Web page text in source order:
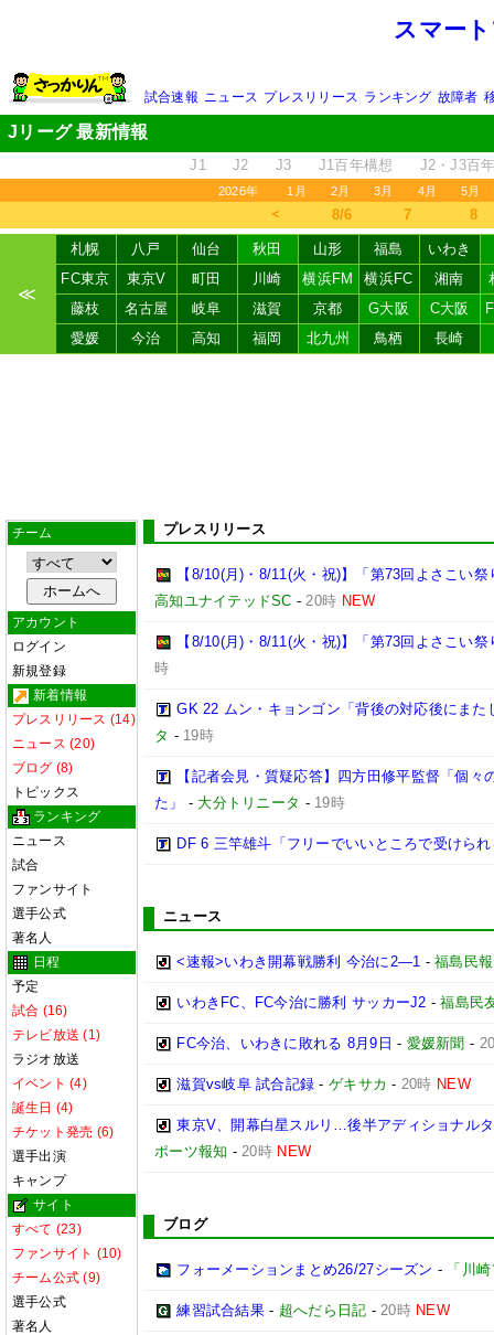
スマー
試合速報 ニュース プレスリリース ランキング 故障者
Jリーグ 最新情報
J1 J2 J3 J1百年構想 J2・J3百
2026年 1月 2月 3月 4月 5月
＜ 8/6 7 8
≪
札幌 八戸 仙台 秋田 山形 福島
いわき
FC東京
東京V 町田 川崎 横浜FM 横浜FC 湘南
藤枝
名古屋 岐阜 滋賀 京都 G大阪 C大阪
愛媛
今治 高知 福岡 北九州 鳥栖 長崎
チーム
アカウント
ログイン
新規登録
新着情報
プレスリリース (14)
ニュース (20)
ブログ (8)
トピックス
ランキング
ニュース
試合
ファンサイト
選手公式
著名人
日程
予定
試合 (16)
テレビ放送 (1)
ラジオ放送
イベント (4)
誕生日 (4)
チケット発売 (6)
選手出演
キャンプ
サイト
すべて (23)
ファンサイト (10)
チーム公式 (9)
選手公式
著名人
プレスリリース
【8/10(月)・8/11(火・祝)】「第73回よさこい
高知ユナイテッドSC -20時 NEW
【8/10(月)・8/11(火・祝)】「第73回よさこい
時
GK 22 ムン・キョンゴン「背後の対応後にま
タ - 19時
【記者会見・質疑応答】四方田修平監督「個
た」
- 大分トリニータ - 19時
DF 6 三竿雄斗「フリーでいいところで受けら
ニュース
<速報>いわき開幕戦勝利 今治に2―1 -福島民報
いわきFC、FC今治に勝利 サッカーJ2 -福島民
FC今治、いわきに敗れる 8月9日 - 愛媛新聞 -
滋賀vs岐阜 試合記録 -ゲキサカ - 20時 NEW
東京V、開幕白星スルリ…後半アディショナル
ポーツ報知 -20時 NEW
ブログ
フォーメーションまとめ26/27シーズン - 「川
練習試合結果- 超へだら日記 -20時 NEW